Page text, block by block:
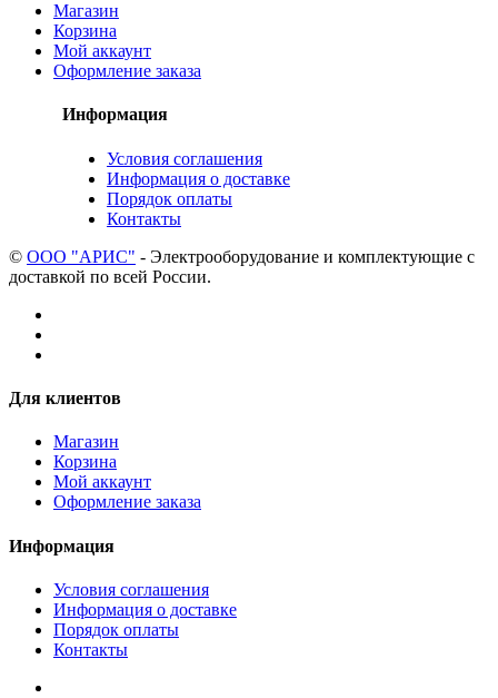
Магазин
Корзина
Мой аккаунт
Оформление заказа
Информация
Условия соглашения
Информация о доставке
Порядок оплаты
Контакты
© ООО "АРИС" - Электрооборудование и комплектующие с
доставкой по всей России.
Для клиентов
Магазин
Корзина
Мой аккаунт
Оформление заказа
Информация
Условия соглашения
Информация о доставке
Порядок оплаты
Контакты